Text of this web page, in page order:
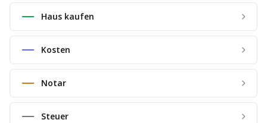
Haus kaufen
Kosten
Notar
Steuer